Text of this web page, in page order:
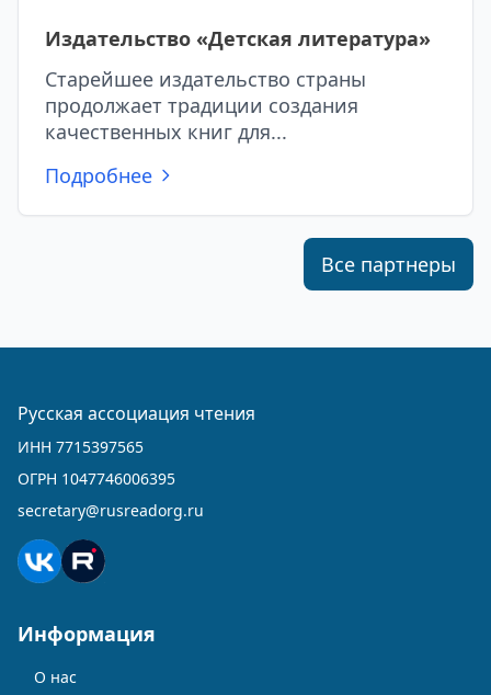
Издательство «Детская литература»
Старейшее издательство страны
продолжает традиции создания
качественных книг для...
Подробнее
Все партнеры
Русская ассоциация чтения
ИНН 7715397565
ОГРН 1047746006395
secretary@rusreadorg.ru
Информация
О нас